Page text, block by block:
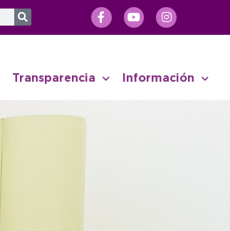
Transparencia Información